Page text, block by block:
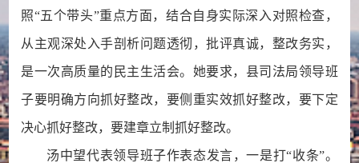
照“五个带头”重点方面，结合自身实际深入对照检查，
从主观深处入手剖析问题透彻，批评真诚，整改务实，
是一次高质量的民主生活会。她要求，县司法局领导班
子要明确方向抓好整改，要侧重实效抓好整改，要下定
决心抓好整改，要建章立制抓好整改。
汤中望代表领导班子作表态发言，一是打“收条”。